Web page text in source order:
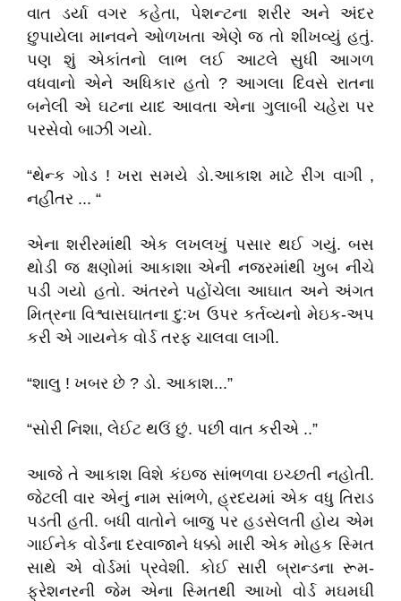
વાત ડર્યા વગર કહેતા, પેશન્ટના શરીર અને અંદર
છુપાયેલા માનવને ઓળખતા એણે જ તો શીખવ્યું હતું.
પણ શું એકાંતનો લાભ લઈ આટલે સુધી આગળ
વધવાનો એને અધિકાર હતો ? આગલા દિવસે રાતના
બનેલી એ ઘટના યાદ આવતા એના ગુલાબી ચહેરા પર
પરસેવો બાઝી ગયો.
“થેન્ક ગોડ ! ખરા સમયે ડો.આકાશ માટે રીંગ વાગી ,
નહીંતર ... “
એના શરીરમાંથી એક લખલખું પસાર થઈ ગયું. બસ
થોડી જ ક્ષણોમાં આકાશા એની નજરમાંથી ખુબ નીચે
પડી ગયો હતો. અંતરને પહોંચેલા આઘાત અને અંગત
મિત્રના વિશ્વાસઘાતના દુ:ખ ઉપર કર્તવ્યનો મેઇક-અપ
કરી એ ગાયનેક વોર્ડ તરફ ચાલવા લાગી.
“શાલુ ! ખબર છે ? ડો. આકાશ...”
“સોરી નિશા, લેઈટ થઉં છું. પછી વાત કરીએ ..”
આજે તે આકાશ વિશે કંઇજ સાંભળવા ઇચ્છતી નહોતી.
જેટલી વાર એનું નામ સાંભળે, હ્રદયમાં એક વધુ તિરાડ
પડતી હતી. બધી વાતોને બાજુ પર હડસેલતી હોય એમ
ગાઈનેક વોર્ડના દરવાજાને ધક્કો મારી એક મોહક સ્મિત
સાથે એ વોર્ડમાં પ્રવેશી. કોઈ સારી બ્રાન્ડના રૂમ-
ફ્રેશનરની જેમ એના સ્મિતથી આખો વોર્ડ મઘમઘી